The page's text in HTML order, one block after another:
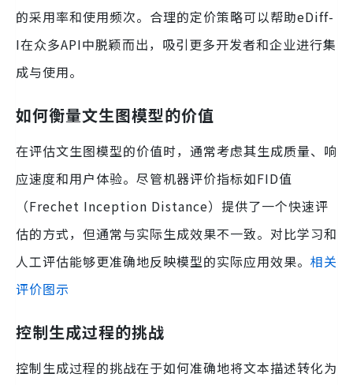
的采用率和使用频次。合理的定价策略可以帮助eDiff-
I在众多API中脱颖而出，吸引更多开发者和企业进行集
成与使用。
如何衡量文生图模型的价值
在评估文生图模型的价值时，通常考虑其生成质量、响
应速度和用户体验。尽管机器评价指标如FID值
（Frechet Inception Distance）提供了一个快速评
估的方式，但通常与实际生成效果不一致。对比学习和
人工评估能够更准确地反映模型的实际应用效果。 相关
评价图示
控制生成过程的挑战
控制生成过程的挑战在于如何准确地将文本描述转化为